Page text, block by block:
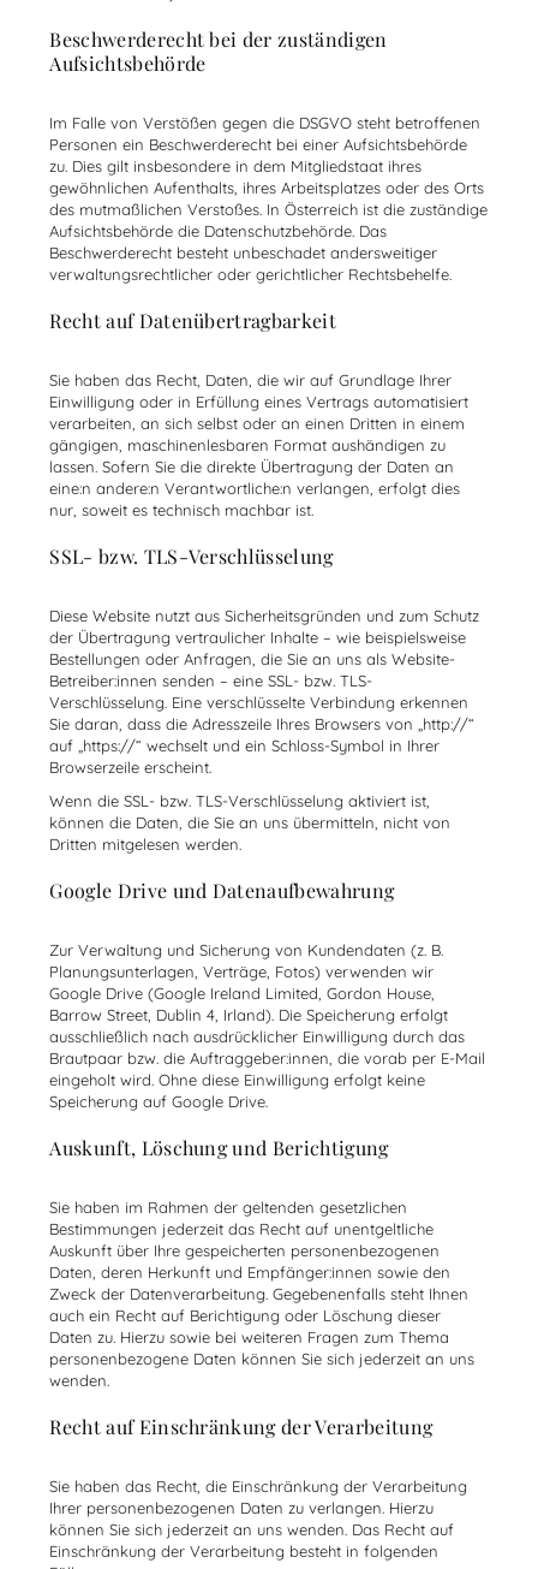
Beschwerderecht bei der zuständigen
Aufsichtsbehörde
Im Falle von Verstößen gegen die DSGVO steht betroffenen
Personen ein Beschwerderecht bei einer Aufsichtsbehörde
zu. Dies gilt insbesondere in dem Mitgliedstaat ihres
gewöhnlichen Aufenthalts, ihres Arbeitsplatzes oder des Orts
des mutmaßlichen Verstoßes. In Österreich ist die zuständige
Aufsichtsbehörde die Datenschutzbehörde. Das
Beschwerderecht besteht unbeschadet andersweitiger
verwaltungsrechtlicher oder gerichtlicher Rechtsbehelfe.
Recht auf Datenübertragbarkeit
Sie haben das Recht, Daten, die wir auf Grundlage Ihrer
Einwilligung oder in Erfüllung eines Vertrags automatisiert
verarbeiten, an sich selbst oder an einen Dritten in einem
gängigen, maschinenlesbaren Format aushändigen zu
lassen. Sofern Sie die direkte Übertragung der Daten an
eine:n andere:n Verantwortliche:n verlangen, erfolgt dies
nur, soweit es technisch machbar ist.
SSL- bzw. TLS-Verschlüsselung
Diese Website nutzt aus Sicherheitsgründen und zum Schutz
der Übertragung vertraulicher Inhalte – wie beispielsweise
Bestellungen oder Anfragen, die Sie an uns als Website-
Betreiber:innen senden – eine SSL- bzw. TLS-
Verschlüsselung. Eine verschlüsselte Verbindung erkennen
Sie daran, dass die Adresszeile Ihres Browsers von „http://“
auf „https://“ wechselt und ein Schloss-Symbol in Ihrer
Browserzeile erscheint.
Wenn die SSL- bzw. TLS-Verschlüsselung aktiviert ist,
können die Daten, die Sie an uns übermitteln, nicht von
Dritten mitgelesen werden.
Google Drive und Datenaufbewahrung
Zur Verwaltung und Sicherung von Kundendaten (z. B.
Planungsunterlagen, Verträge, Fotos) verwenden wir
Google Drive (Google Ireland Limited, Gordon House,
Barrow Street, Dublin 4, Irland). Die Speicherung erfolgt
ausschließlich nach ausdrücklicher Einwilligung durch das
Brautpaar bzw. die Auftraggeber:innen, die vorab per E-Mail
eingeholt wird. Ohne diese Einwilligung erfolgt keine
Speicherung auf Google Drive.
Auskunft, Löschung und Berichtigung
Sie haben im Rahmen der geltenden gesetzlichen
Bestimmungen jederzeit das Recht auf unentgeltliche
Auskunft über Ihre gespeicherten personenbezogenen
Daten, deren Herkunft und Empfänger:innen sowie den
Zweck der Datenverarbeitung. Gegebenenfalls steht Ihnen
auch ein Recht auf Berichtigung oder Löschung dieser
Daten zu. Hierzu sowie bei weiteren Fragen zum Thema
personenbezogene Daten können Sie sich jederzeit an uns
wenden.
Recht auf Einschränkung der Verarbeitung
Sie haben das Recht, die Einschränkung der Verarbeitung
Ihrer personenbezogenen Daten zu verlangen. Hierzu
können Sie sich jederzeit an uns wenden. Das Recht auf
Einschränkung der Verarbeitung besteht in folgenden